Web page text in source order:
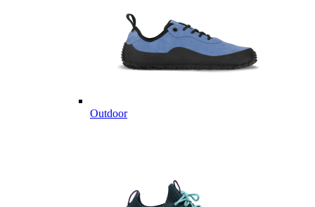
Outdoor